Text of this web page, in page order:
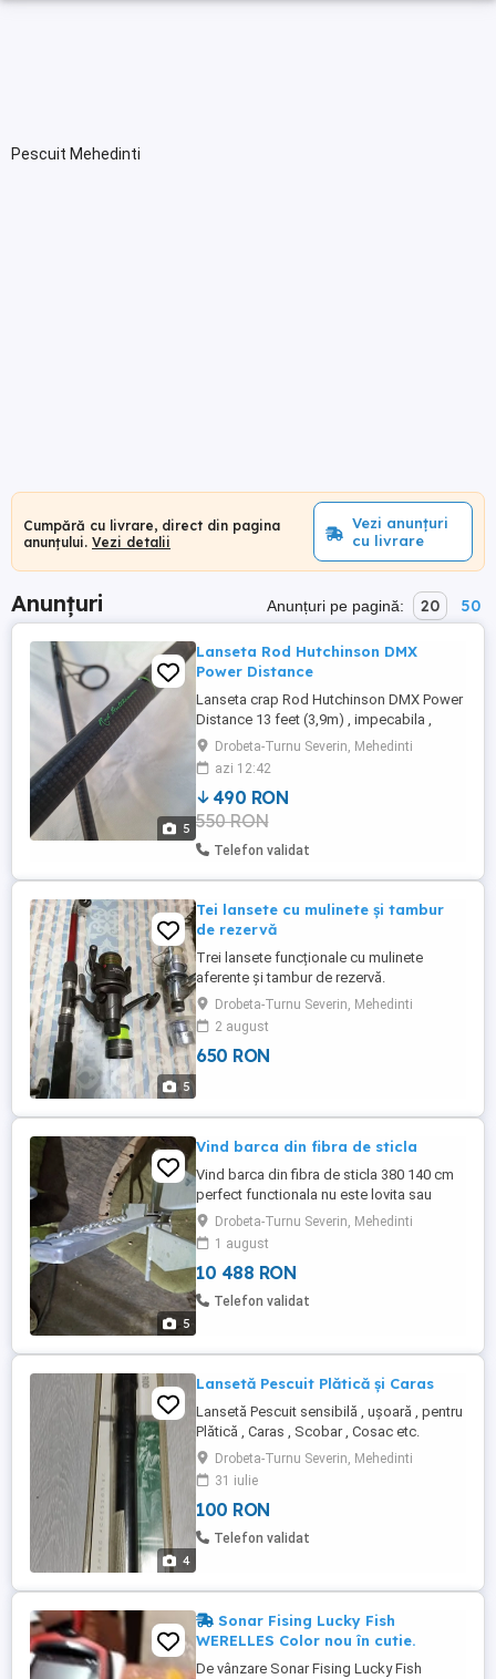
Pescuit Mehedinti
Cumpără cu livrare, direct din pagina
anunțului. Vezi detalii
Vezi anunțuri
cu livrare
Anunțuri Anunțuri pe pagină: 20 50
5
Lanseta Rod Hutchinson DMX
Power Distance
Lanseta crap Rod Hutchinson DMX Power
Distance 13 feet (3,9m) , impecabila ,
folosita de 4 ori , ca noua , detalii
Drobeta-Turnu Severin, Mehedinti
azi 12:42
490 RON
550 RON
Telefon validat
5
Tei lansete cu mulinete și tambur
de rezervă
Trei lansete funcționale cu mulinete
aferente și tambur de rezervă.
Drobeta-Turnu Severin, Mehedinti
2 august
650 RON
5
Vind barca din fibra de sticla
Vind barca din fibra de sticla 380 140 cm
perfect functionala nu este lovita sau
sparta ,vine la pachet cu un motor de 3cp
in 4t 2 huse de protectie cala de ridicare
din apa troliu. Fabricatie 2017 .
Drobeta-Turnu Severin, Mehedinti
1 august
10 488 RON
Telefon validat
4
Lansetă Pescuit Plătică și Caras
Lansetă Pescuit sensibilă , ușoară , pentru
Plătică , Caras , Scobar , Cosac etc.
Drobeta-Turnu Severin, Mehedinti
31 iulie
100 RON
Telefon validat
Sonar Fising Lucky Fish
WERELLES Color nou în cutie.
De vânzare Sonar Fising Lucky Fish